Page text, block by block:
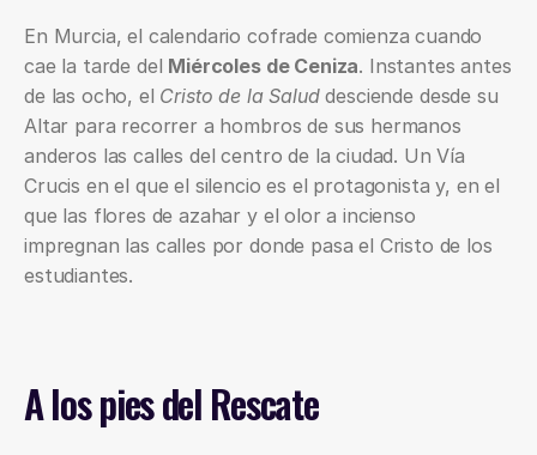
En Murcia, el calendario cofrade comienza cuando
cae la tarde del Miércoles de Ceniza. Instantes antes
de las ocho, el Cristo de la Salud desciende desde su
Altar para recorrer a hombros de sus hermanos
anderos las calles del centro de la ciudad. Un Vía
Crucis en el que el silencio es el protagonista y, en el
que las flores de azahar y el olor a incienso
impregnan las calles por donde pasa el Cristo de los
estudiantes.
A los pies del Rescate